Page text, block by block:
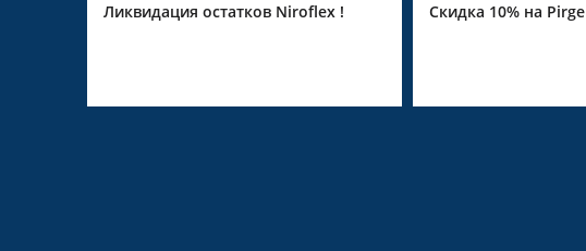
Ликвидация остатков Niroflex ! Скидка 10% на Pirge